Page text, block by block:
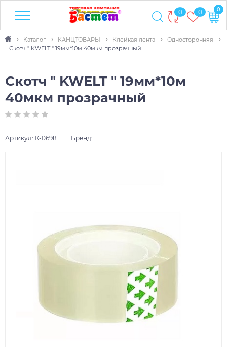
0 0 0
Каталог КАНЦТОВАРЫ Клейкая лента
Односторонняя
Скотч " KWELT " 19мм*10м 40мкм прозрачный
Скотч " KWELT " 19мм*10м
40мкм прозрачный
Артикул: К-06981 Бренд: